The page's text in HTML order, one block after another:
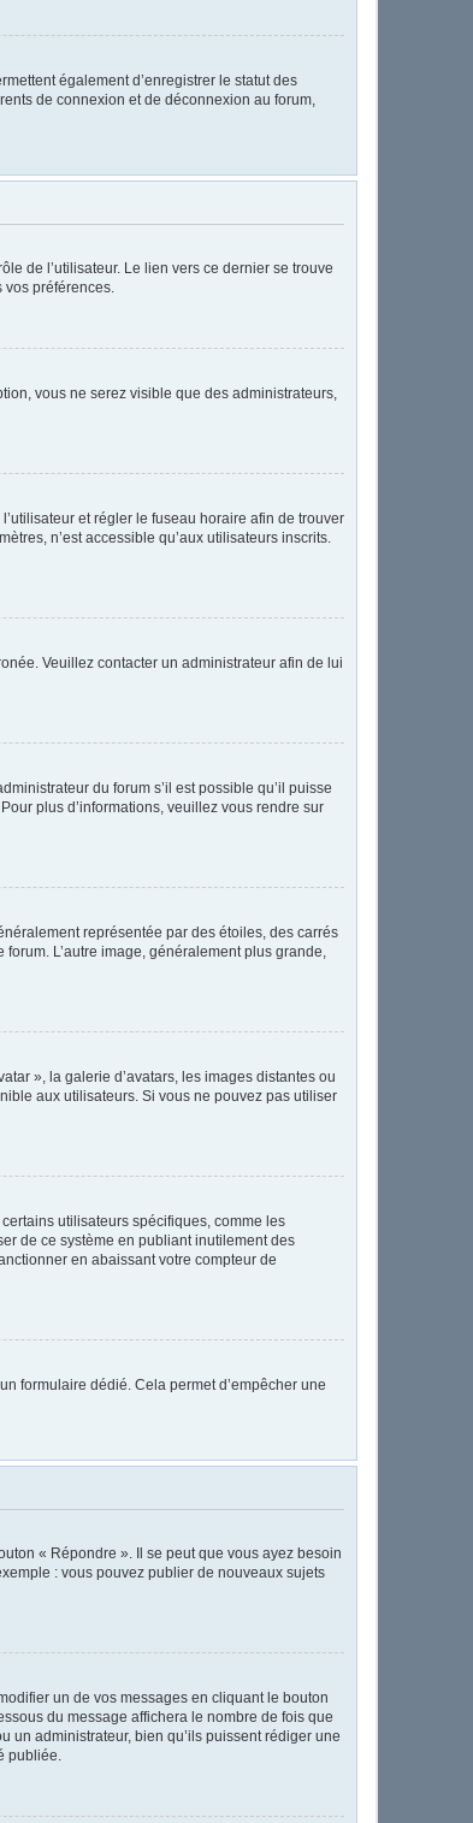
également d’enregistrer le statut des
de connexion et de déconnexion au forum,
de l’utilisateur. Le lien vers ce dernier se trouve
préférences.
vous ne serez visible que des administrateurs,
et régler le fuseau horaire afin de trouver
n’est accessible qu’aux utilisateurs inscrits.
Veuillez contacter un administrateur afin de lui
du forum s’il est possible qu’il puisse
plus d’informations, veuillez vous rendre sur
représentée par des étoiles, des carrés
L’autre image, généralement plus grande,
», la galerie d’avatars, les images distantes ou
aux utilisateurs. Si vous ne pouvez pas utiliser
utilisateurs spécifiques, comme les
de ce système en publiant inutilement des
en abaissant votre compteur de
formulaire dédié. Cela permet d’empêcher une
« Répondre ». Il se peut que vous ayez besoin
: vous pouvez publier de nouveaux sujets
un de vos messages en cliquant le bouton
du message affichera le nombre de fois que
un administrateur, bien qu’ils puissent rédiger une
publiée.